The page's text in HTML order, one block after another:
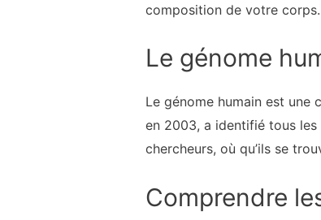
composition de votre corps.
Le génome
Le génome humain est une
en 2003, a identifié tous les
chercheurs, où qu’ils se
Comprendre